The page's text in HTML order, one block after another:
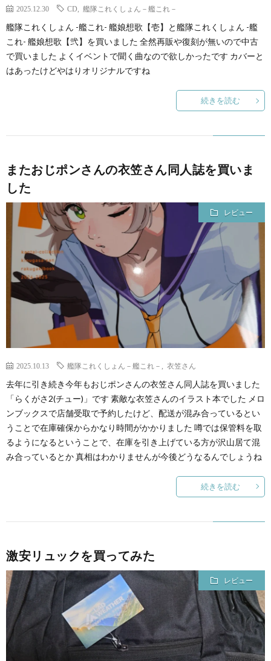
2025.12.30 CD 艦隊これくしょん－艦これ－
艦隊これくしょん -艦これ- 艦娘想歌【壱】と艦隊これくしょん -艦
これ- 艦娘想歌【弐】を買いました 全然再販や復刻が無いので中古
で買いました よくイベントで聞く曲なので欲しかったです カバーと
はあったけどやはりオリジナルですね
続きを読む
またおじポンさんの衣笠さん同人誌を買いま
した
レビュー
2025.10.13 艦隊これくしょん－艦これ－ 衣笠さん
去年に引き続き今年もおじポンさんの衣笠さん同人誌を買いました
「らくがさ2(チュー)」です 素敵な衣笠さんのイラスト本でした メロ
ンブックスで店舗受取で予約したけど、配送が混み合っているとい
うことで在庫確保からかなり時間がかかりました 噂では保管料を取
るようになるということで、在庫を引き上げている方が沢山居て混
み合っているとか 真相はわかりませんが今後どうなるんでしょうね
続きを読む
激安リュックを買ってみた
レビュー